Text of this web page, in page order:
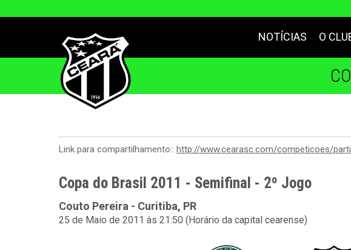
NOTÍCIAS O
Link para compartilhamento:: http://www.cearasc.com/competicoes/
Copa do Brasil 2011 - Semifinal - 2º Jogo
Couto Pereira - Curitiba, PR
25 de Maio de 2011 às 21:50 (Horário da capital cearense)